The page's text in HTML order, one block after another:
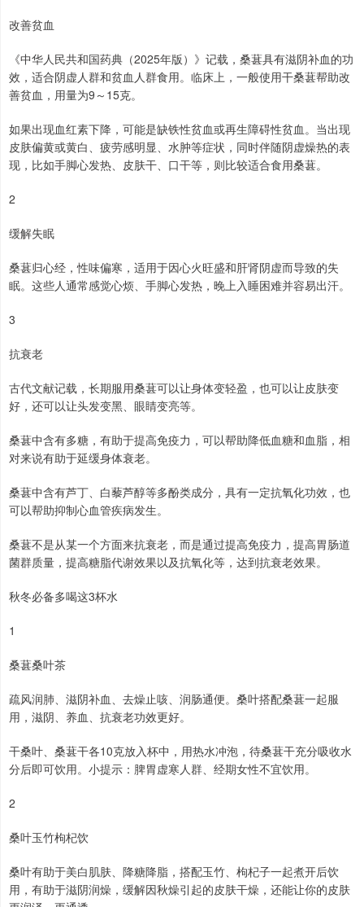
改善贫血
《中华人民共和国药典（2025年版）》记载，桑葚具有滋阴补血的功
效，适合阴虚人群和贫血人群食用。临床上，一般使用干桑葚帮助改
善贫血，用量为9～15克。
如果出现血红素下降，可能是缺铁性贫血或再生障碍性贫血。当出现
皮肤偏黄或黄白、疲劳感明显、水肿等症状，同时伴随阴虚燥热的表
现，比如手脚心发热、皮肤干、口干等，则比较适合食用桑葚。
2
缓解失眠
桑葚归心经，性味偏寒，适用于因心火旺盛和肝肾阴虚而导致的失
眠。这些人通常感觉心烦、手脚心发热，晚上入睡困难并容易出汗。
3
抗衰老
古代文献记载，长期服用桑葚可以让身体变轻盈，也可以让皮肤变
好，还可以让头发变黑、眼睛变亮等。
桑葚中含有多糖，有助于提高免疫力，可以帮助降低血糖和血脂，相
对来说有助于延缓身体衰老。
桑葚中含有芦丁、白藜芦醇等多酚类成分，具有一定抗氧化功效，也
可以帮助抑制心血管疾病发生。
桑葚不是从某一个方面来抗衰老，而是通过提高免疫力，提高胃肠道
菌群质量，提高糖脂代谢效果以及抗氧化等，达到抗衰老效果。
秋冬必备多喝这3杯水
1
桑葚桑叶茶
疏风润肺、滋阴补血、去燥止咳、润肠通便。桑叶搭配桑葚一起服
用，滋阴、养血、抗衰老功效更好。
干桑叶、桑葚干各10克放入杯中，用热水冲泡，待桑葚干充分吸收水
分后即可饮用。小提示：脾胃虚寒人群、经期女性不宜饮用。
2
桑叶玉竹枸杞饮
桑叶有助于美白肌肤、降糖降脂，搭配玉竹、枸杞子一起煮开后饮
用，有助于滋阴润燥，缓解因秋燥引起的皮肤干燥，还能让你的皮肤